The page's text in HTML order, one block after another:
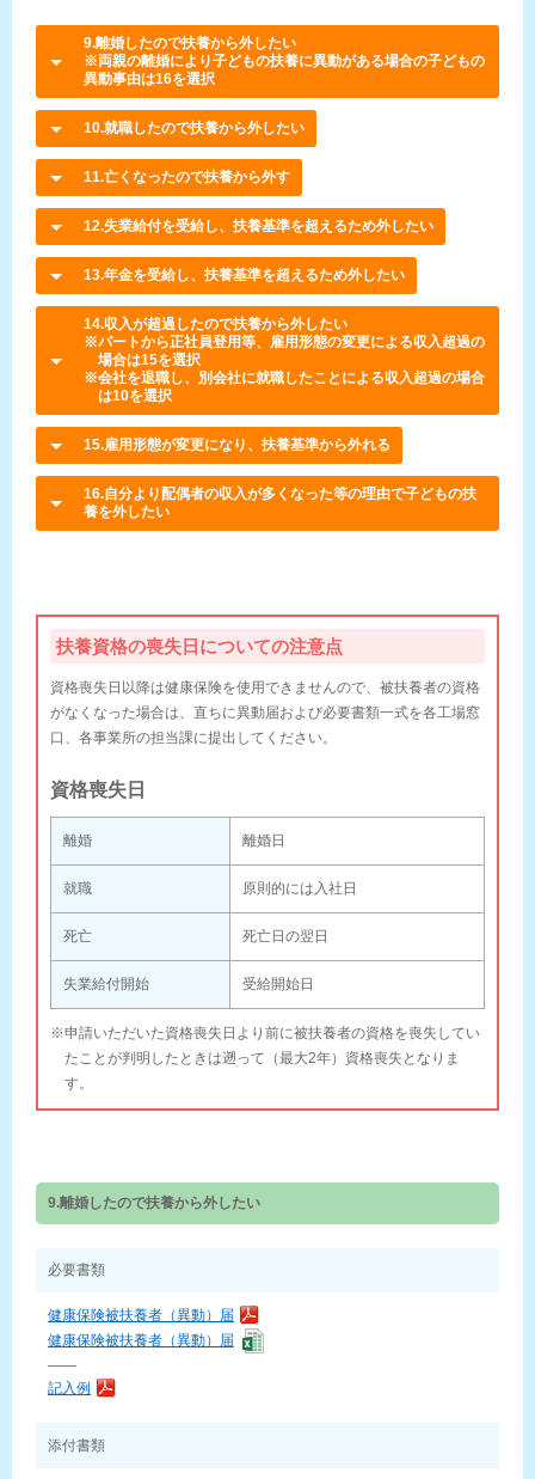
9.離婚したので扶養から外したい
※両親の離婚により子どもの扶養に異動がある場合の子どもの
異動事由は16を選択
10.就職したので扶養から外したい
11.亡くなったので扶養から外す
12.失業給付を受給し、扶養基準を超えるため外したい
13.年金を受給し、扶養基準を超えるため外したい
14.収入が超過したので扶養から外したい
※パートから正社員登用等、雇用形態の変更による収入超過の
場合は15を選択
※会社を退職し、別会社に就職したことによる収入超過の場合
は10を選択
15.雇用形態が変更になり、扶養基準から外れる
16.自分より配偶者の収入が多くなった等の理由で子どもの扶
養を外したい
扶養資格の喪失日についての注意点
資格喪失日以降は健康保険を使用できませんので、被扶養者の資格
がなくなった場合は、直ちに異動届および必要書類一式を各工場窓
口、各事業所の担当課に提出してください。
資格喪失日
離婚 離婚日
就職 原則的には入社日
死亡 死亡日の翌日
失業給付開始 受給開始日
※申請いただいた資格喪失日より前に被扶養者の資格を喪失してい
たことが判明したときは遡って（最大2年）資格喪失となりま
す。
9.離婚したので扶養から外したい
必要書類
健康保険被扶養者（異動）届
健康保険被扶養者（異動）届
——
記入例
添付書類